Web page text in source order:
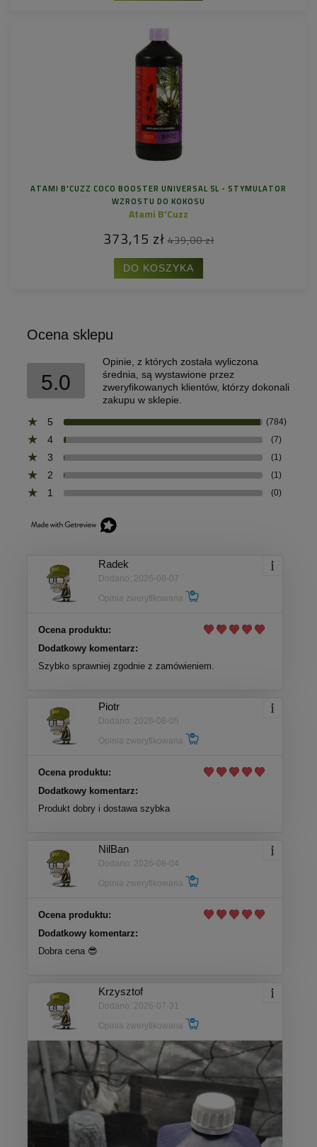
ATAMI B'CUZZ COCO BOOSTER UNIVERSAL 5L - STYMULATOR
WZROSTU DO KOKOSU
Atami B'Cuzz
373,15 zł 439,00 zł
DO KOSZYKA
Ocena sklepu
5.0
Opinie, z których została wyliczona
średnia, są wystawione przez
zweryfikowanych klientów, którzy dokonali
zakupu w sklepie.
5
(784)
4 (7)
3 (1)
2 (1)
1 (0)
Radek
Dodano: 2026-08-07
Opinia zweryfikowana
Ocena produktu:
Dodatkowy komentarz:
Szybko sprawniej zgodnie z zamówieniem.
Piotr
Dodano: 2026-08-05
Opinia zweryfikowana
Ocena produktu:
Dodatkowy komentarz:
Produkt dobry i dostawa szybka
NilBan
Dodano: 2026-08-04
Opinia zweryfikowana
Ocena produktu:
Dodatkowy komentarz:
Dobra cena 😎
Krzysztof
Dodano: 2026-07-31
Opinia zweryfikowana